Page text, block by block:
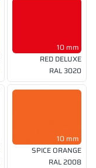
10 mm
RED DELUXE
RAL 3020
10 mm
SPICE ORANGE
RAL 2008